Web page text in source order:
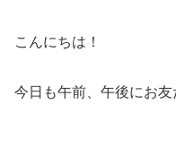
こんにちは！
今日も午前、午後にお友